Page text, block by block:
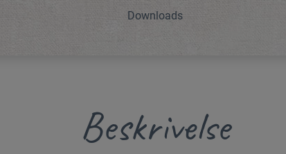
Downloads
Beskrivelse